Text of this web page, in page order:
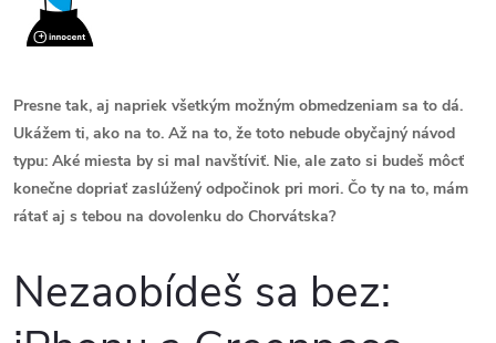
Presne tak, aj napriek všetkým možným obmedzeniam sa to dá.
Ukážem ti, ako na to. Až na to, že toto nebude obyčajný návod
typu: Aké miesta by si mal navštíviť. Nie, ale zato si budeš môcť
konečne dopriať zaslúžený odpočinok pri mori. Čo ty na to, mám
rátať aj s tebou na dovolenku do Chorvátska?
Nezaobídeš sa bez: